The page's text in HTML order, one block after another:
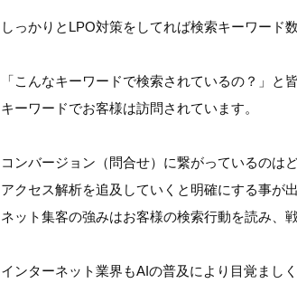
しっかりとLPO対策をしてれば検索キーワード
「こんなキーワードで検索されているの？」と
キーワードでお客様は訪問されています。
コンバージョン（問合せ）に繋がっているのは
アクセス解析を追及していくと明確にする事が
ネット集客の強みはお客様の検索行動を読み、
インターネット業界もAIの普及により目覚まし